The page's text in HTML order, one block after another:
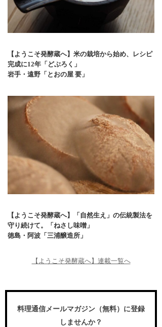
【ようこそ発酵蔵へ】米の栽培から始め、レシピ
完成に12年「どぶろく」
岩手・遠野「とおの屋 要」
【ようこそ発酵蔵へ】「自然生え」の伝統製法を
守り続けて。「ねさし味噌」
徳島・阿波「三浦醸造所」
【ようこそ発酵蔵へ】連載一覧へ
料理通信メールマガジン（無料）に登録
しませんか？